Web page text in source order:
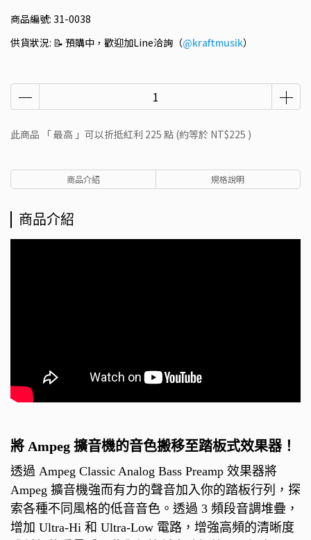
商品編號: 31-0038
供貨狀況: 📝 預購中，歡迎加Line洽詢（@kraftmusik）
此商品 「 最高 」可以折抵紅利 225 點 (約等於 NT$225 )
商品介紹 規格說明
商品介紹
將 Ampeg 擴音機的音色搬移至踏板式效果器！
透過 Ampeg Classic Analog Bass Preamp 效果器將
Ampeg 擴音機強而有力的聲音加入你的踏板行列，探
索各種不同風格的低音音色。透過 3 頻段音調堆疊，
增加 Ultra-Hi 和 Ultra-Low 電路，增強高頻的清晰度